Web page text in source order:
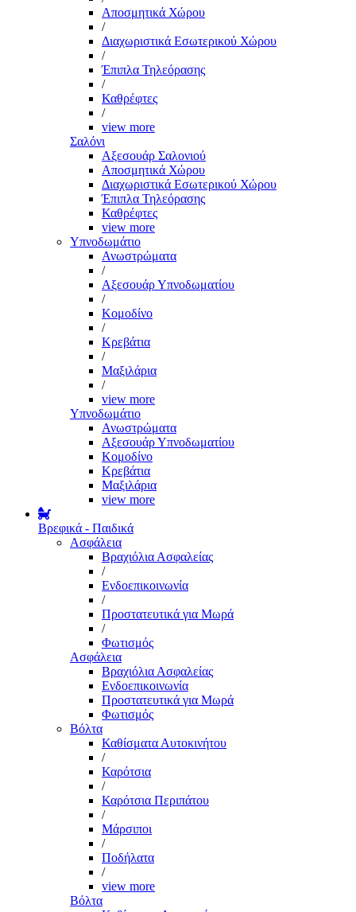
Αποσμητικά Χώρου
/
Διαχωριστικά Εσωτερικού Χώρου
/
Έπιπλα Τηλεόρασης
/
Καθρέφτες
/
view more
Σαλόνι
Αξεσουάρ Σαλονιού
Αποσμητικά Χώρου
Διαχωριστικά Εσωτερικού Χώρου
Έπιπλα Τηλεόρασης
Καθρέφτες
view more
Υπνοδωμάτιο
Ανωστρώματα
/
Αξεσουάρ Υπνοδωματίου
/
Κομοδίνο
/
Κρεβάτια
/
Μαξιλάρια
/
view more
Υπνοδωμάτιο
Ανωστρώματα
Αξεσουάρ Υπνοδωματίου
Κομοδίνο
Κρεβάτια
Μαξιλάρια
view more
Βρεφικά - Παιδικά
Ασφάλεια
Βραχιόλια Ασφαλείας
/
Ενδοεπικοινωνία
/
Προστατευτικά για Μωρά
/
Φωτισμός
Ασφάλεια
Βραχιόλια Ασφαλείας
Ενδοεπικοινωνία
Προστατευτικά για Μωρά
Φωτισμός
Βόλτα
Καθίσματα Αυτοκινήτου
/
Καρότσια
/
Καρότσια Περιπάτου
/
Μάρσιποι
/
Ποδήλατα
/
view more
Βόλτα